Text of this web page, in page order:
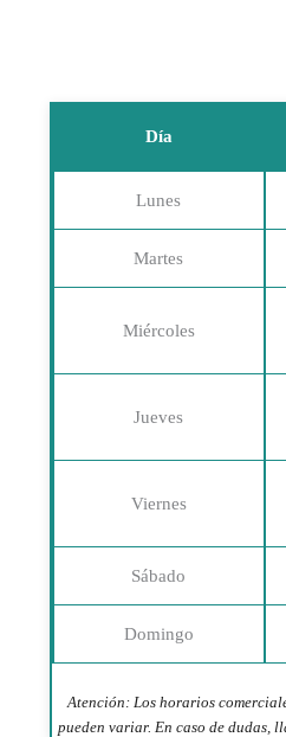
Día
Lunes
Martes
Miércoles
Jueves
Viernes
Sábado
Domingo
Atención: Los horarios
pueden variar. En caso de dudas,